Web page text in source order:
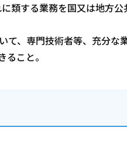
類する業務を国又は地方
て、専門技術者等、充分
こと。